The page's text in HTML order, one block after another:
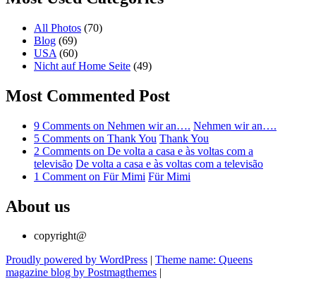
All Photos (70)
Blog (69)
USA (60)
Nicht auf Home Seite (49)
Most Commented Post
9 Comments on Nehmen wir an…. Nehmen wir an….
5 Comments on Thank You Thank You
2 Comments on De volta a casa e às voltas com a
televisão De volta a casa e às voltas com a televisão
1 Comment on Für Mimi Für Mimi
About us
copyright@
Proudly powered by WordPress | Theme name: Queens
magazine blog by Postmagthemes |